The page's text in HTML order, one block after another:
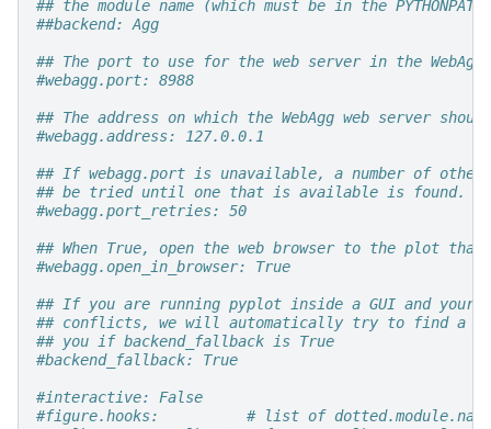
## the module name (which must be in the
##backend: Agg
## The port to use for the web server in the WebAgg
#webagg.port: 8988
## The address on which the WebAgg web server
#webagg.address: 127.0.0.1
## If webagg.port is unavailable, a number of
## be tried until one that is available is found.
#webagg.port_retries: 50
## When True, open the web browser to the plot that
#webagg.open_in_browser: True
## If you are running pyplot inside a GUI and your
## conflicts, we will automatically try to find a
## you if backend_fallback is True
#backend_fallback: True
#interactive: False
#figure.hooks:          # list of